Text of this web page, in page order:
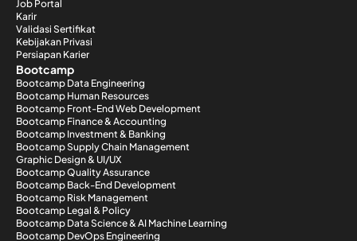
Job Portal
Karir
Validasi Sertifikat
Kebijakan Privasi
Persiapan Karier
Bootcamp
Bootcamp Data Engineering
Bootcamp Human Resources
Bootcamp Front-End Web Development
Bootcamp Finance & Accounting
Bootcamp Investment & Banking
Bootcamp Supply Chain Management
Graphic Design & UI/UX
Bootcamp Quality Assurance
Bootcamp Back-End Development
Bootcamp Risk Management
Bootcamp Legal & Policy
Bootcamp Data Science & AI Machine Learning
Bootcamp DevOps Engineering